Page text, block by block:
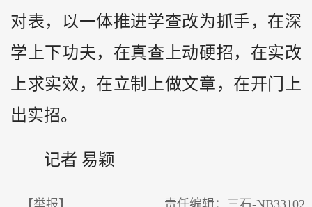
对表，以一体推进学查改为抓手，在深
学上下功夫，在真查上动硬招，在实改
上求实效，在立制上做文章，在开门上
出实招。
记者 易颖
【举报】 责任编辑：三石-NB33102